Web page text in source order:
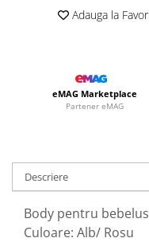
Adauga la
eMAG Marketplace
Partener eMAG
Descriere
Body pentru
Culoare: Alb/ Rosu